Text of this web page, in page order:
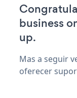
business
up.
Mas a seguir
oferecer